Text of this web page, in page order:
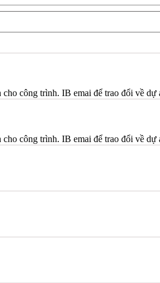
công trình. IB emai để trao đổi về dự
công trình. IB emai để trao đổi về dự